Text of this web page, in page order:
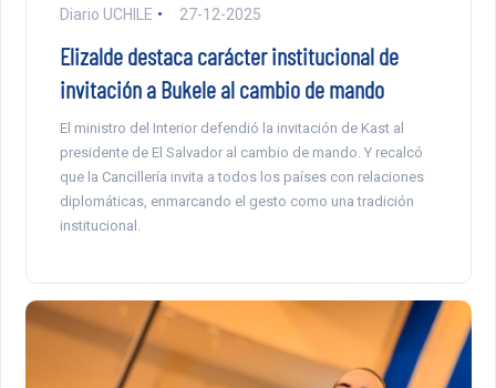
Diario UCHILE 27-12-2025
Elizalde destaca carácter institucional de
invitación a Bukele al cambio de mando
El ministro del Interior defendió la invitación de Kast al
presidente de El Salvador al cambio de mando. Y recalcó
que la Cancillería invita a todos los países con relaciones
diplomáticas, enmarcando el gesto como una tradición
institucional.